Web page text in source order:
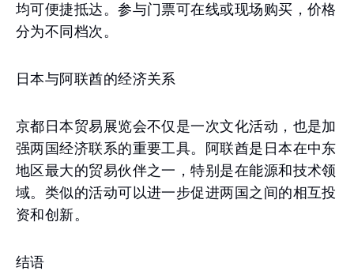
均可便捷抵达。参与门票可在线或现场购买，价格
分为不同档次。
日本与阿联酋的经济关系
京都日本贸易展览会不仅是一次文化活动，也是加
强两国经济联系的重要工具。阿联酋是日本在中东
地区最大的贸易伙伴之一，特别是在能源和技术领
域。类似的活动可以进一步促进两国之间的相互投
资和创新。
结语